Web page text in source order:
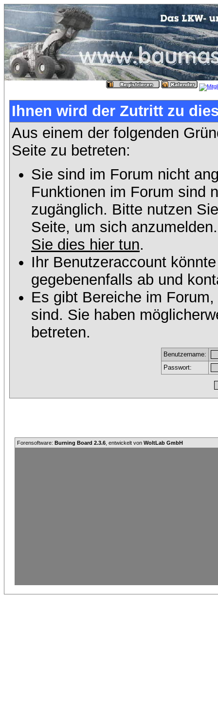
Ihnen wird der Zutritt zu
Aus einem der folgenden
Seite zu betreten:
Sie sind im Forum nicht
Funktionen im Forum sind
zugänglich. Bitte nutzen
Seite, um sich
Sie dies hier tun.
Ihr Benutzeraccount
gegebenenfalls ab und
Es gibt Bereiche im
sind. Sie haben
betreten.
Benutzername:
Passwort:
Forensoftware: Burning Board 2.3.6 , entwickelt von WoltLab GmbH